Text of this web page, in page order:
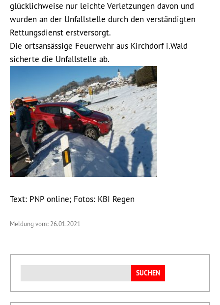
glücklichweise nur leichte Verletzungen davon und
wurden an der Unfallstelle durch den verständigten
Rettungsdienst erstversorgt.
Die ortsansässige Feuerwehr aus Kirchdorf i.Wald
sicherte die Unfallstelle ab.
Text: PNP online; Fotos: KBI Regen
Meldung vom: 26.01.2021
nach: